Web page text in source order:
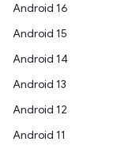
Android 16
Android 15
Android 14
Android 13
Android 12
Android 11